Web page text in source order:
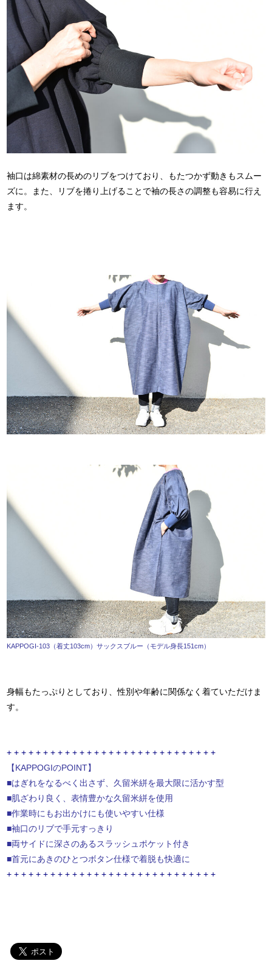
袖口は綿素材の長めのリブをつけており、もたつかず動きもスムー
ズに。また、リブを捲り上げることで袖の長さの調整も容易に行え
ます。
KAPPOGI-103（着丈103cm）サックスブルー（モデル身長151cm）
身幅もたっぷりとしており、性別や年齢に関係なく着ていただけま
す。
+ + + + + + + + + + + + + + + + + + + + + + + + + + + + +
【KAPPOGIのPOINT】
■はぎれをなるべく出さず、久留米絣を最大限に活かす型
■肌ざわり良く、表情豊かな久留米絣を使用
■作業時にもお出かけにも使いやすい仕様
■袖口のリブで手元すっきり
■両サイドに深さのあるスラッシュポケット付き
■首元にあきのひとつボタン仕様で着脱も快適に
+ + + + + + + + + + + + + + + + + + + + + + + + + + + + +